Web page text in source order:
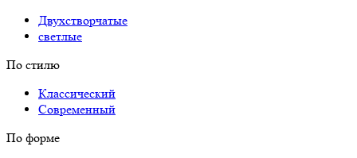
Двухстворчатые
светлые
По стилю
Классический
Современный
По форме